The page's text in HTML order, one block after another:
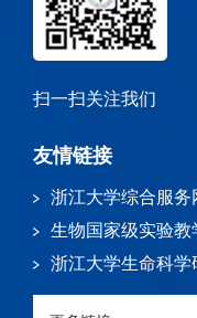
扫一扫关注我们
友情链接
浙江大学综合服务
生物国家级实验教
浙江大学生命科学